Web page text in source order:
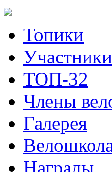
Топики
Участники
ТОП-32
Члены
Галерея
Награды